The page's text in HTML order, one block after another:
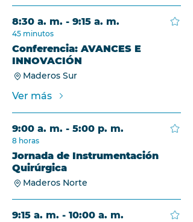
8:30 a. m. - 9:15 a. m.
45 minutos
Conferencia: AVANCES E
INNOVACIÓN
Maderos Sur
Ver más
9:00 a. m. - 5:00 p. m.
8 horas
Jornada de Instrumentación
Quirúrgica
Maderos Norte
9:15 a. m. - 10:00 a. m.